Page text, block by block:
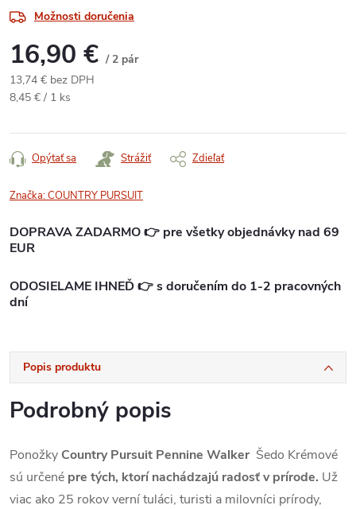
Možnosti doručenia
16,90 € / 2 pár
13,74 € bez DPH
Jednotková
8,45 € / 1 ks
Opýtať sa Strážiť Zdieľať
Značka:COUNTRY PURSUIT
DOPRAVA ZADARMO 👉 pre všetky objednávky nad 69
EUR
ODOSIELAME IHNEĎ 👉 s doručením do 1-2 pracovných
dní
Popis produktu
Podrobný popis
Ponožky Country Pursuit Pennine Walker Šedo Krémové
sú určené pre tých, ktorí nachádzajú radosť v prírode. Už
viac ako 25 rokov verní tuláci, turisti a milovníci prírody,